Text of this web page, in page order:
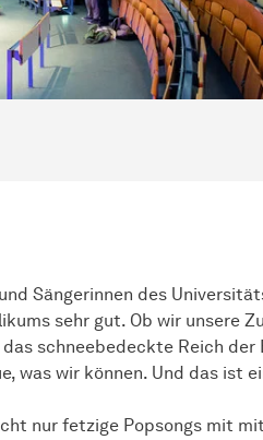
Sängerinnen des
sehr gut. Ob wir unsere
schneebedeckte Reich
was wir können. Und das ist
nur fetzige Popsongs mit